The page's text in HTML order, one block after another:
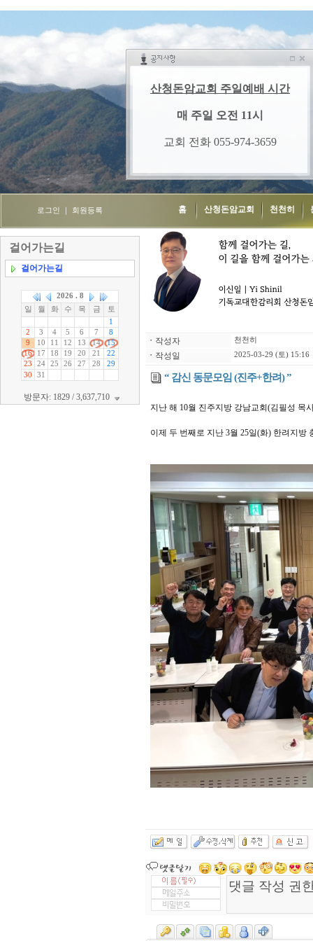
로그인 회원등록 홈 산청돈암교회 천천히
걸어가는길
걸어가는길
방문자: 1829 / 3,637,710
ㆍ 작성자 천천히
ㆍ 작성일 2025-03-29 (토) 15:16
“ 감신 동문모임 (진주+한려) ”
지난 해 10월 진주지방 강남교회(김필성 목
이제 두 번째로 지난 3월 25일(화) 한려지방